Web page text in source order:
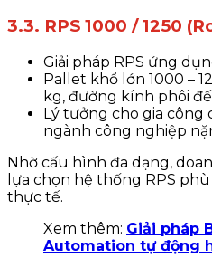
3.3. RPS 1000 / 1250
Giải pháp RPS ứng
Pallet khổ lớn 1000 –
kg, đường kính phôi
Lý tưởng cho gia công
ngành công nghiệp
Nhờ cấu hình đa dạng,
lựa chọn hệ thống RPS
thực tế.
Xem thêm: Giải pháp
Automation tự động